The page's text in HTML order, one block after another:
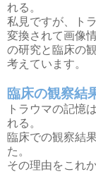
れる。
私見ですが、ト
変換されて画像
の研究と臨床の
考えています。
臨床の観察結
トラウマの記憶
れる。
臨床での観察結
た。
その理由をこれ